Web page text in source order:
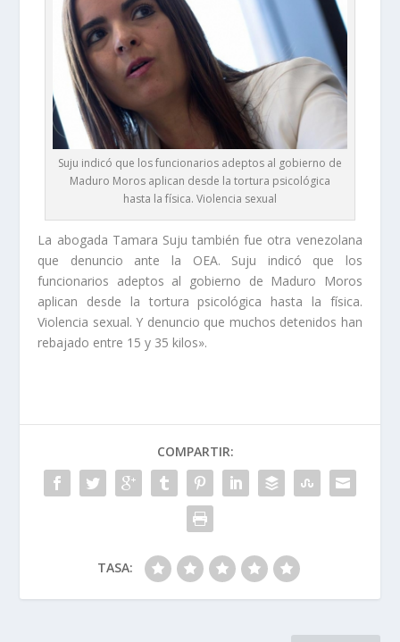
Suju indicó que los funcionarios adeptos al gobierno de
Maduro Moros aplican desde la tortura psicológica
hasta la física. Violencia sexual
La abogada Tamara Suju también fue otra venezolana
que denuncio ante la OEA. Suju indicó que los
funcionarios adeptos al gobierno de Maduro Moros
aplican desde la tortura psicológica hasta la física.
Violencia sexual. Y denuncio que muchos detenidos han
rebajado entre 15 y 35 kilos».
COMPARTIR:
TASA: